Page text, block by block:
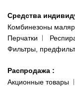
Средства
Комбинезоны
Перчатки
Фильтры,
Распродажа :
Акционные товары